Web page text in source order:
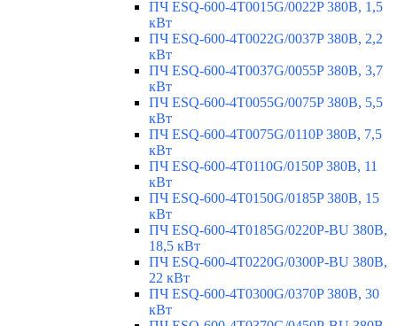
ПЧ ESQ-600-4T0015G/0022P 380В, 1,5
кВт
ПЧ ESQ-600-4T0022G/0037P 380В, 2,2
кВт
ПЧ ESQ-600-4T0037G/0055P 380В, 3,7
кВт
ПЧ ESQ-600-4T0055G/0075P 380В, 5,5
кВт
ПЧ ESQ-600-4T0075G/0110P 380В, 7,5
кВт
ПЧ ESQ-600-4T0110G/0150P 380В, 11
кВт
ПЧ ESQ-600-4T0150G/0185P 380В, 15
кВт
ПЧ ESQ-600-4T0185G/0220P-BU 380В,
18,5 кВт
ПЧ ESQ-600-4T0220G/0300P-BU 380В,
22 кВт
ПЧ ESQ-600-4T0300G/0370P 380В, 30
кВт